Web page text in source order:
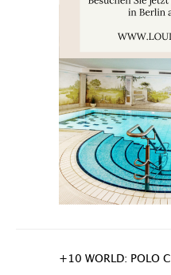
+10 WORLD: POLO